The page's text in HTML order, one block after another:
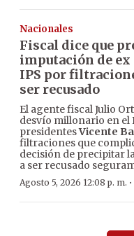
Nacionales
Fiscal dice que
imputación de
IPS por
ser recusado
El agente fiscal Julio
desvío millonario en el
presidentesVicente
filtraciones que
decisión de precipitar
a ser recusado
Agosto 5, 2026 12:08 p. m. ·